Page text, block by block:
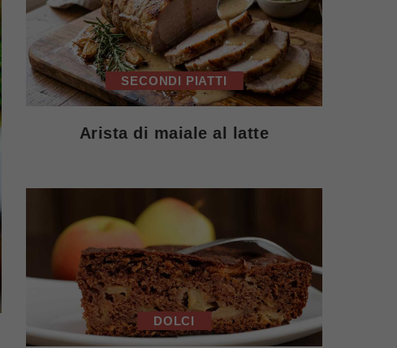
SECONDI PIATTI
Arista di maiale al latte
DOLCI